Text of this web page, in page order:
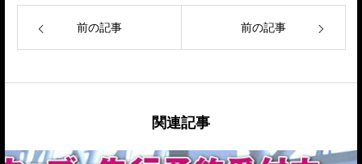
前の記事 前の記事
関連記事